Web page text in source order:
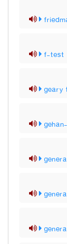
f-test
geary